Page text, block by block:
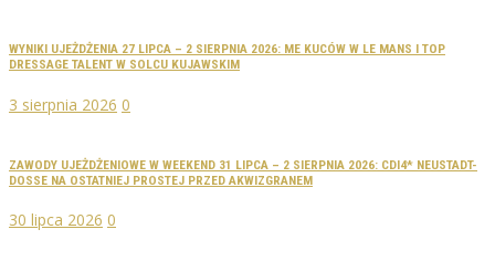
WYNIKI UJEŻDŻENIA 27 LIPCA – 2 SIERPNIA 2026: ME KUCÓW W LE MANS I TOP
DRESSAGE TALENT W SOLCU KUJAWSKIM
3 sierpnia 2026 0
ZAWODY UJEŻDŻENIOWE W WEEKEND 31 LIPCA – 2 SIERPNIA 2026: CDI4* NEUSTADT-
DOSSE NA OSTATNIEJ PROSTEJ PRZED AKWIZGRANEM
30 lipca 2026 0